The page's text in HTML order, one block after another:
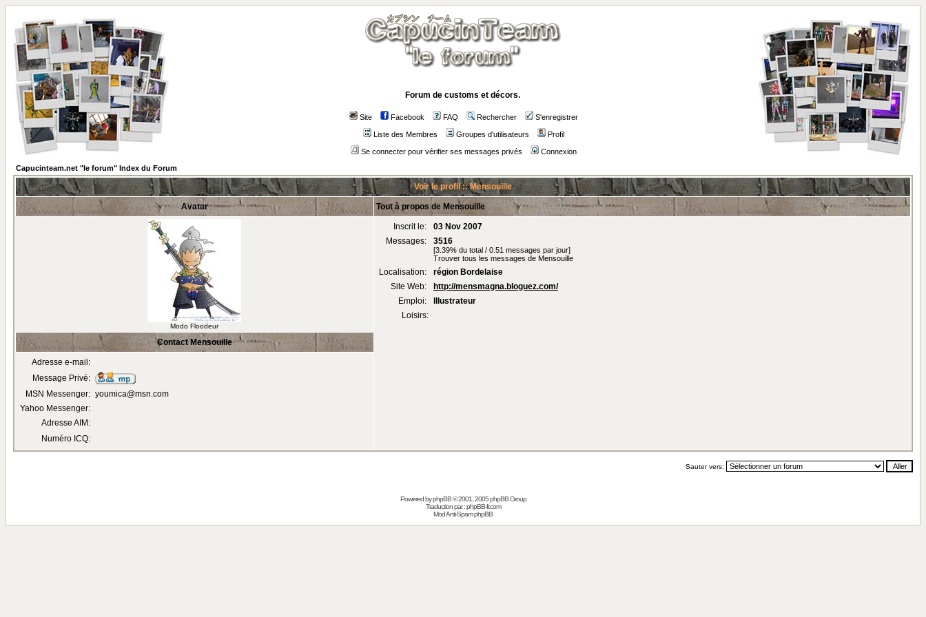
Forum de customs et décors.
Site Facebook FAQ Rechercher S'enregistrer
Liste des Membres Groupes d'utilisateurs Profil
Se connecter pour vérifier ses messages privés
Connexion
Capucinteam.net "le forum" Index du Forum
Voir le profil :: Mensouille
Avatar Tout à propos de Mensouille
Modo Floodeur
Inscrit le:
03 Nov 2007
Messages:
3516
[3.39% du total / 0.51 messages par jour]
Trouver tous les messages de Mensouille
Localisation:
région Bordelaise
Site Web:
http://mensmagna.bloguez.com/
Emploi:
Illustrateur
Loisirs:
Contact Mensouille
Adresse e-mail:
Message Privé:
MSN Messenger: youmica@msn.com
Yahoo Messenger:
Adresse AIM:
Numéro ICQ:
Sauter vers:
Powered byphpBB© 2001, 2005 phpBB Group
Traduction par :phpBB-fr.com
Mod Anti-Spam phpBB